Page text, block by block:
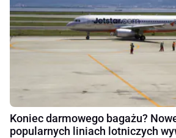
Koniec darmowego bagażu?
popularnych liniach lotniczych